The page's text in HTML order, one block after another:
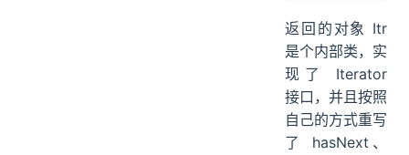
返回的对象 Itr
是个内部类，实
现了 Iterator
接口，并且按照
自己的方式重写
了 hasNext、